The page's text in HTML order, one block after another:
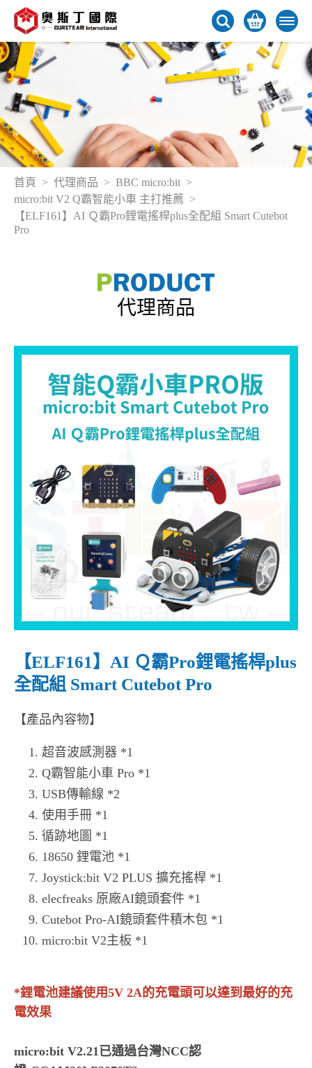
首頁 代理商品
BBC micro:bit
micro:bit V2 Q霸智能小車 主打推薦
【ELF161】AI Ｑ霸Pro鋰電搖桿plus全配組 Smart Cutebot
Pro
代理商品
【ELF161】AI Ｑ霸Pro鋰電搖桿plus
全配組 Smart Cutebot Pro
【產品內容物】
超音波感測器 *1
Q霸智能小車 Pro *1
USB傳輸線 *2
使用手冊 *1
循跡地圖 *1
18650 鋰電池 *1
Joystick:bit V2 PLUS 擴充搖桿 *1
elecfreaks 原廠AI鏡頭套件 *1
Cutebot Pro-AI鏡頭套件積木包 *1
micro:bit V2主板 *1
*鋰電池建議使用5V 2A的充電頭可以達到最好的充
電效果
micro:bit V2.21已通過台灣NCC認